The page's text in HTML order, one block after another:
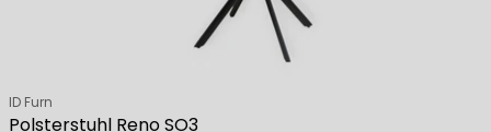
Polsterstuhl Reno SO3
Verkäufer:
ID Furn